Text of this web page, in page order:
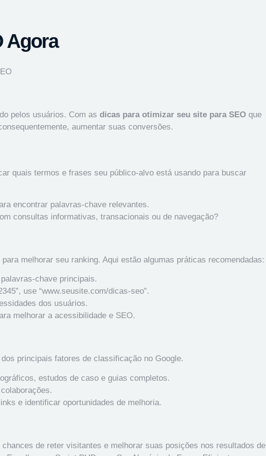
Agora
pelos usuários. Com as dicas para otimizar seu site para SEO que
aumentar suas conversões.
quais termos e frases seu público-alvo está usando para buscar
encontrar palavras-chave relevantes.
consultas informativas, transacionais ou de navegação?
melhorar seu ranking. Aqui estão algumas práticas recomendadas:
chave principais.
use “www.seusite.com/dicas-seo”.
dos usuários.
melhorar a acessibilidade e SEO.
principais fatores de classificação no Google.
estudos de caso e guias completos.
e identificar oportunidades de melhoria.
de reter visitantes e melhorar suas posições nos resultados de